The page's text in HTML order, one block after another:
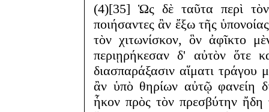
(4)[35] Ὡς δὲ ταῦτα περὶ τὸν
ποιήσαντες ἂν ἔξω τῆς
τὸν χιτωνίσκον, ὃν ἀφῖκτο
περιῃρήκεσαν δ' αὐτὸν ὅτε
διασπαράξασιν αἵματι τράγου
ἂν ὑπὸ θηρίων αὐτῷ φανείη
ἧκον πρὸς τὸν πρεσβύτην ἤδη